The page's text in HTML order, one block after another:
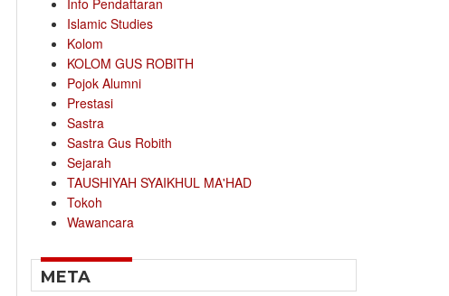
Info Pendaftaran
Islamic Studies
Kolom
KOLOM GUS ROBITH
Pojok Alumni
Prestasi
Sastra
Sastra Gus Robith
Sejarah
TAUSHIYAH SYAIKHUL MA'HAD
Tokoh
Wawancara
META